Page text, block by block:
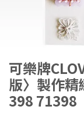
可樂牌
版〉製作精
398 71398